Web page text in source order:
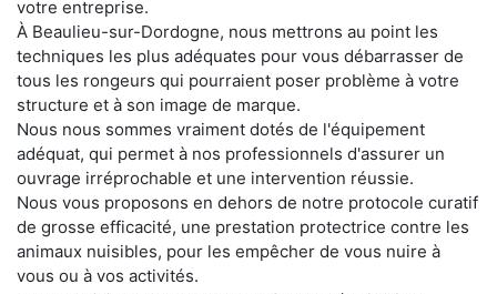
votre entreprise.
À Beaulieu-sur-Dordogne, nous mettrons au point les
techniques les plus adéquates pour vous débarrasser de
tous les rongeurs qui pourraient poser problème à votre
structure et à son image de marque.
Nous nous sommes vraiment dotés de l'équipement
adéquat, qui permet à nos professionnels d'assurer un
ouvrage irréprochable et une intervention réussie.
Nous vous proposons en dehors de notre protocole curatif
de grosse efficacité, une prestation protectrice contre les
animaux nuisibles, pour les empêcher de vous nuire à
vous ou à vos activités.